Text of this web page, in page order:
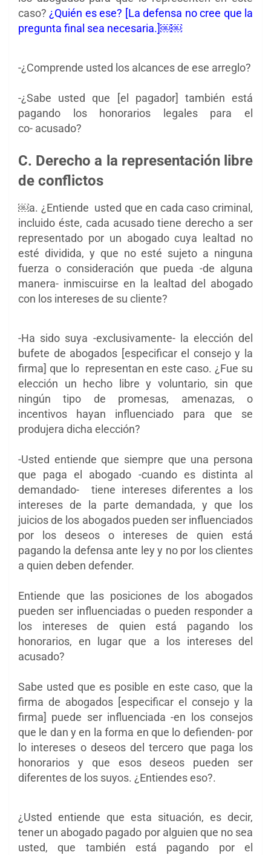
caso?¿Quién es ese? [La defensa no cree que la
pregunta final sea necesaria.]￼￼
-¿Comprende usted los alcances de ese arreglo?
-¿Sabe usted que [el pagador] también está
pagando los honorarios legales para el
co- acusado?
C. Derecho a la representación libre
de conflictos
￼a. ¿Entiende usted que en cada caso criminal,
incluido éste, cada acusado tiene derecho a ser
representado por un abogado cuya lealtad no
esté dividida, y que no esté sujeto a ninguna
fuerza o consideración que pueda -de alguna
manera- inmiscuirse en la lealtad del abogado
con los intereses de su cliente?
-Ha sido suya -exclusivamente- la elección del
bufete de abogados [especificar el consejo y la
firma] que lo representan en este caso. ¿Fue su
elección un hecho libre y voluntario, sin que
ningún tipo de promesas, amenazas, o
incentivos hayan influenciado para que se
produjera dicha elección?
-Usted entiende que siempre que una persona
que paga el abogado -cuando es distinta al
demandado- tiene intereses diferentes a los
intereses de la parte demandada, y que los
juicios de los abogados pueden ser influenciados
por los deseos o intereses de quien está
pagando la defensa ante ley y no por los clientes
a quien deben defender.
Entiende que las posiciones de los abogados
pueden ser influenciadas o pueden responder a
los intereses de quien está pagando los
honorarios, en lugar que a los intereses del
acusado?
Sabe usted que es posible en este caso, que la
firma de abogados [especificar el consejo y la
firma] puede ser influenciada -en los consejos
que le dan y en la forma en que lo defienden- por
lo intereses o deseos del tercero que paga los
honorarios y que esos deseos pueden ser
diferentes de los suyos. ¿Entiendes eso?.
¿Usted entiende que esta situación, es decir,
tener un abogado pagado por alguien que no sea
usted, que también está pagando por el